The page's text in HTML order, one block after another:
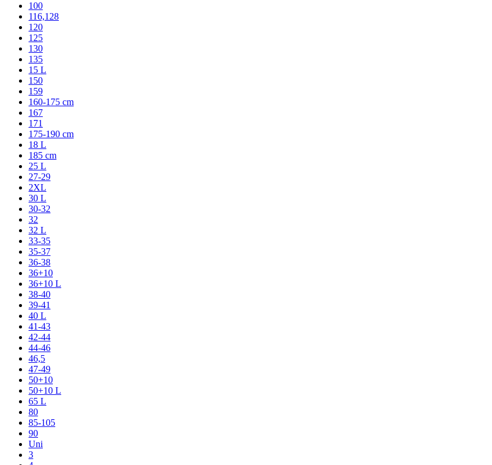
100
116,128
120
125
130
135
15 L
150
159
160-175 cm
167
171
175-190 cm
18 L
185 cm
25 L
27-29
2XL
30 L
30-32
32
32 L
33-35
35-37
36-38
36+10
36+10 L
38-40
39-41
40 L
41-43
42-44
44-46
46,5
47-49
50+10
50+10 L
65 L
80
85-105
90
Uni
3